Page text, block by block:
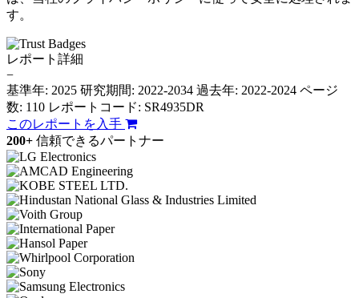
す。
レポート詳細
−
基準年: 2025 研究期間: 2022-2034 過去年: 2022-2024 ページ
数: 110 レポートコード: SR4935DR
このレポートを入手
200+ 信頼できるパートナー